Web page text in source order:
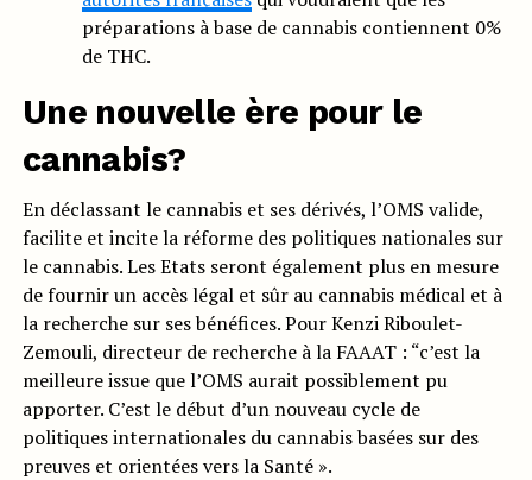
préparations à base de cannabis contiennent 0%
de THC.
Une nouvelle ère pour le
cannabis?
En déclassant le cannabis et ses dérivés, l’OMS valide,
facilite et incite la réforme des politiques nationales sur
le cannabis. Les Etats seront également plus en mesure
de fournir un accès légal et sûr au cannabis médical et à
la recherche sur ses bénéfices. Pour Kenzi Riboulet-
Zemouli, directeur de recherche à la FAAAT : “c’est la
meilleure issue que l’OMS aurait possiblement pu
apporter. C’est le début d’un nouveau cycle de
politiques internationales du cannabis basées sur des
preuves et orientées vers la Santé ».